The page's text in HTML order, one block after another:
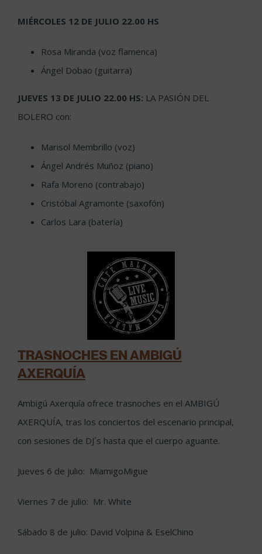
MIÉRCOLES 12 DE JULIO 22.00 HS
Rosa Miranda (voz flamenca)
Ángel Dobao (guitarra)
JUEVES 13 DE JULIO 22.00 HS: LA PASIÓN DEL
BOLERO con:
Marisol Membrillo (voz)
Ángel Andrés Muñoz (piano)
Rafa Moreno (contrabajo)
Cristóbal Agramonte (saxofón)
Carlos Lara (batería)
TRASNOCHES EN AMBIGÚ
AXERQUÍA
Ambigú Axerquía ofrece trasnoches en el AMBIGÚ
AXERQUÍA, tras los conciertos del escenario principal,
con sesiones de DJ´s hasta que el cuerpo aguante.
Jueves 6 de julio: MiamigoMigue
Viernes 7 de julio: Mr. White
Sábado 8 de julio: David Volpina & EselChino